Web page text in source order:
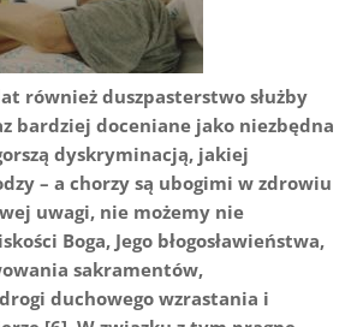
również duszpasterstwo służby
bardziej doceniane jako niezbędna
dyskryminacją, jakiej
– a chorzy są ubogimi w zdrowiu
uwagi, nie możemy nie
Boga, Jego błogosławieństwa,
sakramentów,
duchowego wzrastania i